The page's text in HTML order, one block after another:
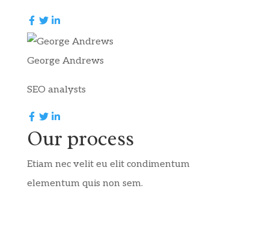
George Andrews
SEO analysts
Our process
Etiam nec velit eu elit condimentum
elementum quis non sem.